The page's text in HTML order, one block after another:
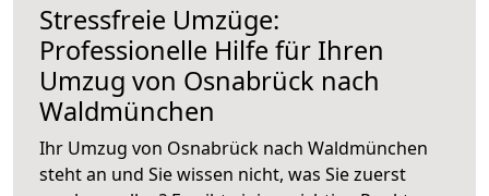
Stressfreie Umzüge:
Professionelle Hilfe für Ihren
Umzug von Osnabrück nach
Waldmünchen
Ihr Umzug von Osnabrück nach Waldmünchen
steht an und Sie wissen nicht, was Sie zuerst